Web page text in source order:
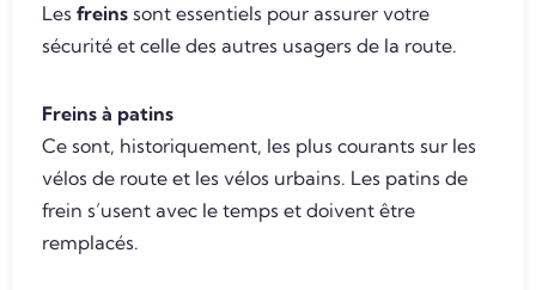
Les freins sont essentiels pour assurer votre
sécurité et celle des autres usagers de la route.
Freins à patins
Ce sont, historiquement, les plus courants sur les
vélos de route et les vélos urbains. Les patins de
frein s’usent avec le temps et doivent être
remplacés.